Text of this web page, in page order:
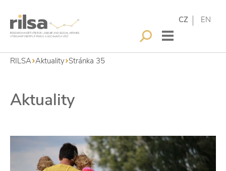
CZ EN
RILSA Aktuality Stránka 35
Aktuality